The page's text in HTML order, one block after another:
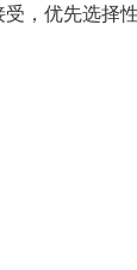
，优先选择